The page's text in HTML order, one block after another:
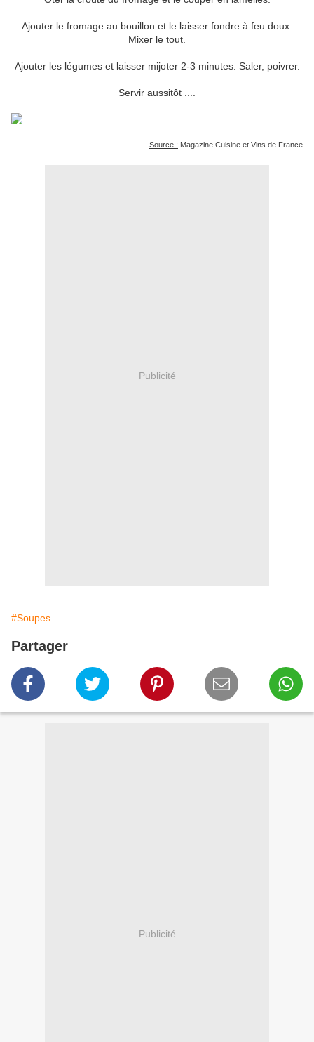
Ajouter le fromage au bouillon et le laisser fondre à feu doux.
Mixer le tout.
Ajouter les légumes et laisser mijoter 2-3 minutes. Saler, poivrer.
Servir aussitôt ....
Source : Magazine Cuisine et Vins de France
Publicité
#Soupes
Partager
Publicité